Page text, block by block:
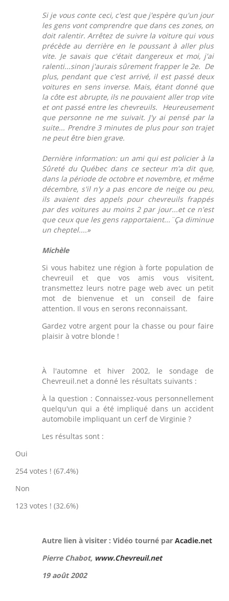
Si je vous conte ceci, c'est que j'espère qu'un jour
les gens vont comprendre que dans ces zones, on
doit ralentir. Arrêtez de suivre la voiture qui vous
précède au derrière en le poussant à aller plus
vite. Je savais que c'était dangereux et moi, j'ai
ralenti...sinon j'aurais sûrement frapper le 2e. De
plus, pendant que c'est arrivé, il est passé deux
voitures en sens inverse. Mais, étant donné que
la côte est abrupte, ils ne pouvaient aller trop vite
et ont passé entre les chevreuils. Heureusement
que personne ne me suivait. J'y ai pensé par la
suite... Prendre 3 minutes de plus pour son trajet
ne peut être bien grave.
Dernière information: un ami qui est policier à la
Sûreté du Québec dans ce secteur m'a dit que,
dans la période de octobre et novembre, et même
décembre, s'il n'y a pas encore de neige ou peu,
ils avaient des appels pour chevreuils frappés
par des voitures au moins 2 par jour...et ce n'est
que ceux que les gens rapportaient...¨Ça diminue
un cheptel....»
Michèle
Si vous habitez une région à forte population de
chevreuil et que vos amis vous visitent,
transmettez leurs notre page web avec un petit
mot de bienvenue et un conseil de faire
attention. Il vous en serons reconnaissant.
Gardez votre argent pour la chasse ou pour faire
plaisir à votre blonde !
À l'automne et hiver 2002, le sondage de
Chevreuil.net a donné les résultats suivants :
À la question : Connaissez-vous personnellement
quelqu'un qui a été impliqué dans un accident
automobile impliquant un cerf de Virginie ?
Les résultas sont :
Oui
254 votes ! (67.4%)
Non
123 votes ! (32.6%)
Autre lien à visiter : Vidéo tourné par Acadie.net
Pierre Chabot, www.Chevreuil.net
19 août 2002